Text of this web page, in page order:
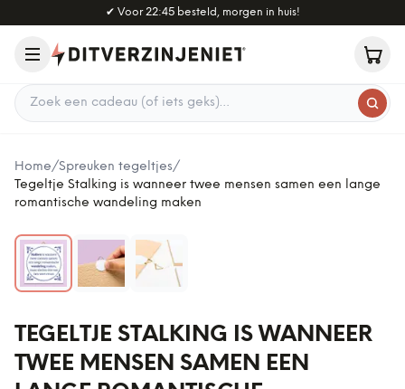
Naar hoofdinhoud
✔ Voor 22:45 besteld, morgen in huis!
Zoek een cadeau
Home/Spreuken tegeltjes/
Tegeltje Stalking is wanneer twee mensen samen een lange
romantische wandeling maken
TEGELTJE STALKING IS WANNEER
TWEE MENSEN SAMEN EEN